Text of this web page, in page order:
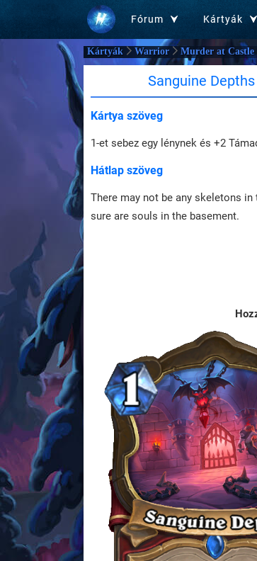
Fórum Kártyák
Kártyák Warrior Murder at
Sanguine Depths
Kártya szöveg
1-et sebez egy lénynek és +2
Hátlap szöveg
There may not be any skeletons
sure are souls in the basement.